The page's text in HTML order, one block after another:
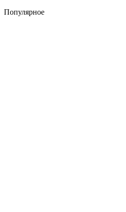
Популярное